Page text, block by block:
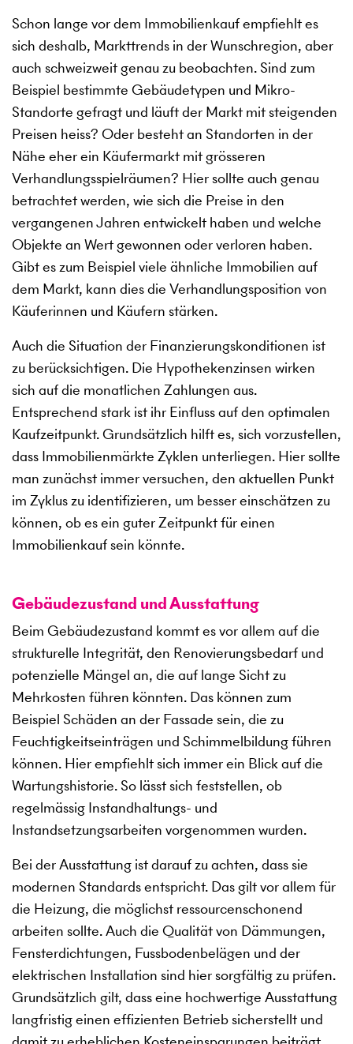
Schon lange vor dem Immobilienkauf empfiehlt es
sich deshalb, Markttrends in der Wunschregion, aber
auch schweizweit genau zu beobachten. Sind zum
Beispiel bestimmte Gebäudetypen und Mikro-
Standorte gefragt und läuft der Markt mit steigenden
Preisen heiss? Oder besteht an Standorten in der
Nähe eher ein Käufermarkt mit grösseren
Verhandlungsspielräumen? Hier sollte auch genau
betrachtet werden, wie sich die Preise in den
vergangenen Jahren entwickelt haben und welche
Objekte an Wert gewonnen oder verloren haben.
Gibt es zum Beispiel viele ähnliche Immobilien auf
dem Markt, kann dies die Verhandlungsposition von
Käuferinnen und Käufern stärken.
Auch die Situation der Finanzierungskonditionen ist
zu berücksichtigen. Die Hypothekenzinsen wirken
sich auf die monatlichen Zahlungen aus.
Entsprechend stark ist ihr Einfluss auf den optimalen
Kaufzeitpunkt. Grundsätzlich hilft es, sich vorzustellen,
dass Immobilienmärkte Zyklen unterliegen. Hier sollte
man zunächst immer versuchen, den aktuellen Punkt
im Zyklus zu identifizieren, um besser einschätzen zu
können, ob es ein guter Zeitpunkt für einen
Immobilienkauf sein könnte.
Gebäudezustand und Ausstattung
Beim Gebäudezustand kommt es vor allem auf die
strukturelle Integrität, den Renovierungsbedarf und
potenzielle Mängel an, die auf lange Sicht zu
Mehrkosten führen könnten. Das können zum
Beispiel Schäden an der Fassade sein, die zu
Feuchtigkeitseinträgen und Schimmelbildung führen
können. Hier empfiehlt sich immer ein Blick auf die
Wartungshistorie. So lässt sich feststellen, ob
regelmässig Instandhaltungs- und
Instandsetzungsarbeiten vorgenommen wurden.
Bei der Ausstattung ist darauf zu achten, dass sie
modernen Standards entspricht. Das gilt vor allem für
die Heizung, die möglichst ressourcenschonend
arbeiten sollte. Auch die Qualität von Dämmungen,
Fensterdichtungen, Fussbodenbelägen und der
elektrischen Installation sind hier sorgfältig zu prüfen.
Grundsätzlich gilt, dass eine hochwertige Ausstattung
langfristig einen effizienten Betrieb sicherstellt und